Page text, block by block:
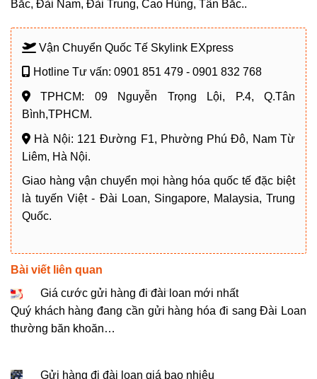
Bắc, Đài Nam, Đài Trung, Cao Hùng, Tân Bắc..
Vận Chuyển Quốc Tế Skylink EXpress
Hotline Tư vấn: 0901 851 479 - 0901 832 768
TPHCM: 09 Nguyễn Trọng Lội, P.4, Q.Tân
Bình,TPHCM.
Hà Nội: 121 Đường F1, Phường Phú Đô, Nam Từ
Liêm, Hà Nội.
Giao hàng vận chuyển mọi hàng hóa quốc tế đặc biệt
là tuyến Việt - Đài Loan, Singapore, Malaysia, Trung
Quốc.
Bài viết liên quan
Giá cước gửi hàng đi đài loan mới nhất
Quý khách hàng đang cần gửi hàng hóa đi sang Đài Loan
thường băn khoăn…
Gửi hàng đi đài loan giá bao nhiêu